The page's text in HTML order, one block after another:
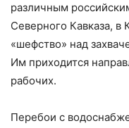
различным
Северного Кавказа, в
«шефство» над
Им приходится
рабочих.
Перебои с